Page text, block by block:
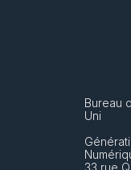
Bureau
Uni
33 rue